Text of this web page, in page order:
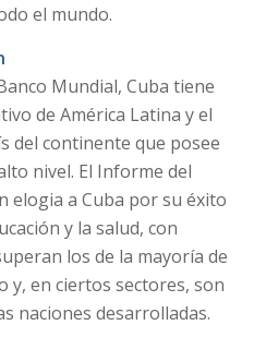
el mundo.
Mundial, Cuba tiene
de América Latina y el
del continente que posee
nivel. El Informe del
elogia a Cuba por su éxito
y la salud, con
los de la mayoría de
y, en ciertos sectores, son
naciones desarrolladas.